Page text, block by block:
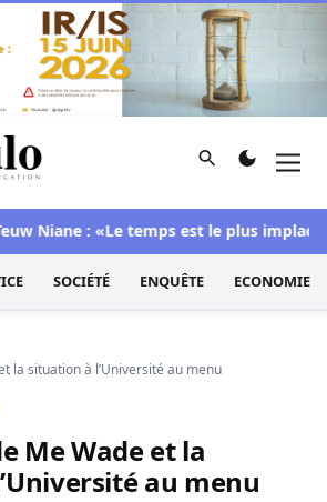
site d'information et d'investigation
Rechercher
Niane : «Le temps est le plus
SOCIÉTÉ ENQUÊTE ECONOMIE
la situation à l’Université au menu
Me Wade et la
au menu